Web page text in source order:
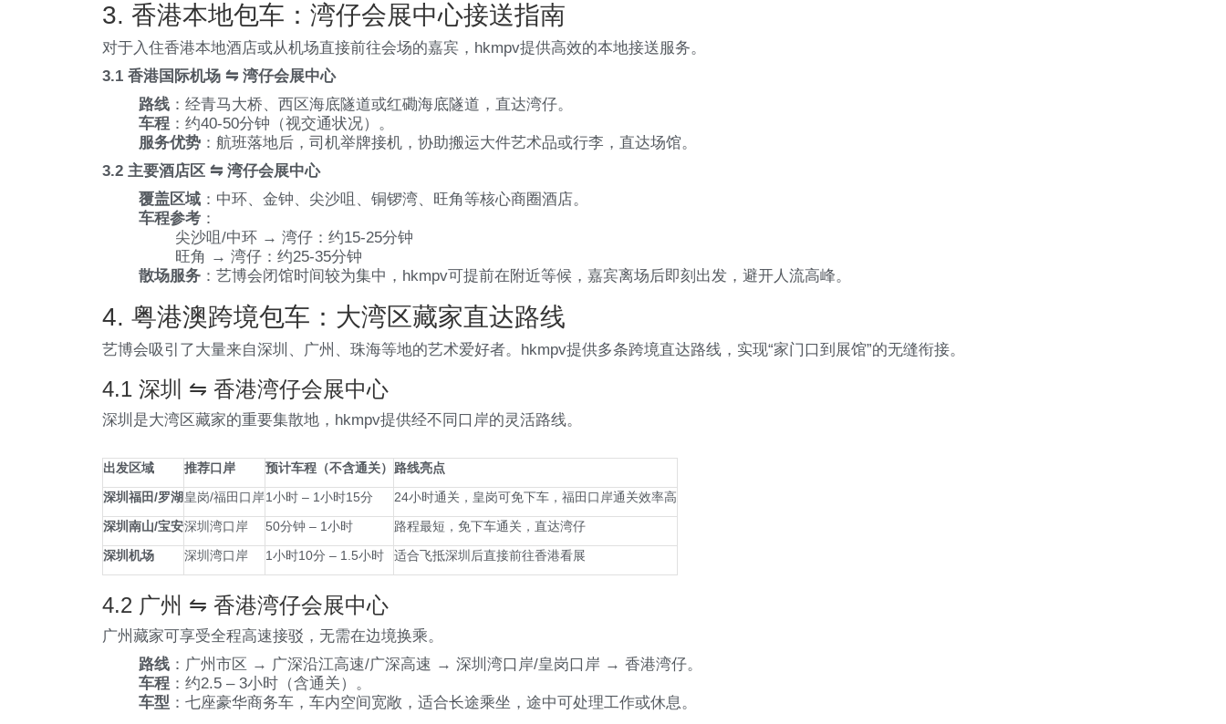
3. 香港本地包车：湾仔会展中心接送指南
对于入住香港本地酒店或从机场直接前往会场的嘉宾，hkmpv提供高效的本地接送服务。
3.1 香港国际机场 ⇋ 湾仔会展中心
路线 ：经青马大桥、西区海底隧道或红磡海底隧道，直达湾仔。
车程 ：约40-50分钟（视交通状况）。
服务优势 ：航班落地后，司机举牌接机，协助搬运大件艺术品或行李，直达场馆。
3.2 主要酒店区 ⇋ 湾仔会展中心
覆盖区域 ：中环、金钟、尖沙咀、铜锣湾、旺角等核心商圈酒店。
车程参考 ：
尖沙咀/中环 → 湾仔：约15-25分钟
旺角 → 湾仔：约25-35分钟
散场服务 ：艺博会闭馆时间较为集中，hkmpv可提前在附近等候，嘉宾离场后即刻出发，避开人流高峰。
4. 粤港澳跨境包车：大湾区藏家直达路线
艺博会吸引了大量来自深圳、广州、珠海等地的艺术爱好者。hkmpv提供多条跨境直达路线，实现“家门口到展馆”的无缝衔接。
4.1 深圳 ⇋ 香港湾仔会展中心
深圳是大湾区藏家的重要集散地，hkmpv提供经不同口岸的灵活路线。
出发区域 推荐口岸 预计车程（不含通关）
路线亮点
深圳福田/罗湖 皇岗/福田口岸1小时 – 1小时15分
24小时通关，皇岗可免下车，福田口岸通关效率高
深圳南山/宝安深圳湾口岸 50分钟 – 1小时
路程最短，免下车通关，直达湾仔
深圳机场
深圳湾口岸 1小时10分 – 1.5小时 适合飞抵深圳后直接前往香港看展
4.2 广州 ⇋ 香港湾仔会展中心
广州藏家可享受全程高速接驳，无需在边境换乘。
路线 ：广州市区 → 广深沿江高速/广深高速 → 深圳湾口岸/皇岗口岸 → 香港湾仔。
车程 ：约2.5 – 3小时（含通关）。
车型 ：七座豪华商务车，车内空间宽敞，适合长途乘坐，途中可处理工作或休息。